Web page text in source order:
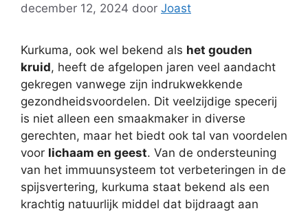
december 12, 2024 door Joast
Kurkuma, ook wel bekend als het gouden
kruid, heeft de afgelopen jaren veel aandacht
gekregen vanwege zijn indrukwekkende
gezondheidsvoordelen. Dit veelzijdige specerij
is niet alleen een smaakmaker in diverse
gerechten, maar het biedt ook tal van voordelen
voor lichaam en geest. Van de ondersteuning
van het immuunsysteem tot verbeteringen in de
spijsvertering, kurkuma staat bekend als een
krachtig natuurlijk middel dat bijdraagt aan